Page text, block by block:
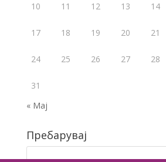
10 11 12 13 14
17 18 19 20 21
24 25 26 27 28
31
« Мај
Пребарувај